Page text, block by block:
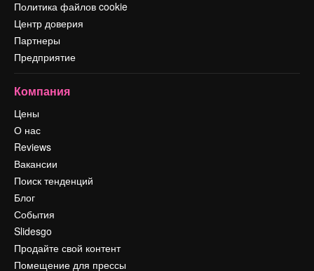
Политика файлов cookie
Центр доверия
Партнеры
Предприятие
Компания
Цены
О нас
Reviews
Вакансии
Поиск тенденций
Блог
События
Slidesgo
Продайте свой контент
Помещение для прессы